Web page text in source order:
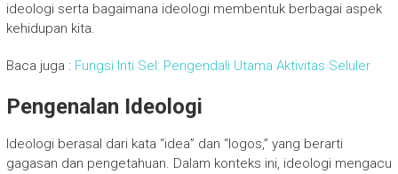
ideologi serta bagaimana ideologi membentuk berbagai aspek
kehidupan kita.
Baca juga : Fungsi Inti Sel: Pengendali Utama Aktivitas Seluler
Pengenalan Ideologi
Ideologi berasal dari kata “idea” dan “logos,” yang berarti
gagasan dan pengetahuan. Dalam konteks ini, ideologi mengacu